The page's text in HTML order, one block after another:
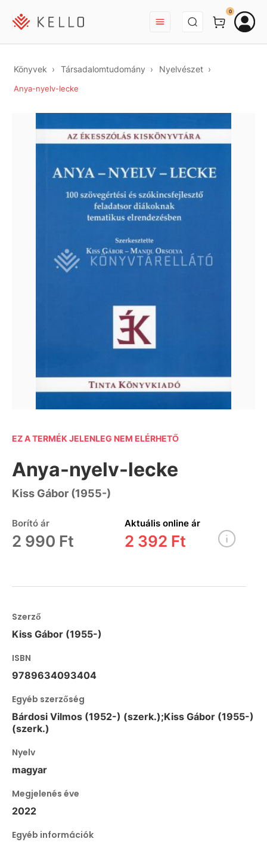
BEJELENTKEZÉS
0
Könyvek Társadalomtudomány Nyelvészet
Anya-nyelv-lecke
EZ A TERMÉK JELENLEG NEM ELÉRHETŐ
Anya-nyelv-lecke
Kiss Gábor (1955-)
Borító ár
2 990 Ft
Aktuális online ár
2 392 Ft
Szerző
Kiss Gábor (1955-)
ISBN
9789634093404
Egyéb szerzőség
Bárdosi Vilmos (1952-) (szerk.);Kiss Gábor (1955-)
(szerk.)
Nyelv
magyar
Megjelenés éve
2022
Egyéb információk